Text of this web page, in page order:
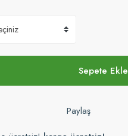
Sepete Ekle
Paylaş